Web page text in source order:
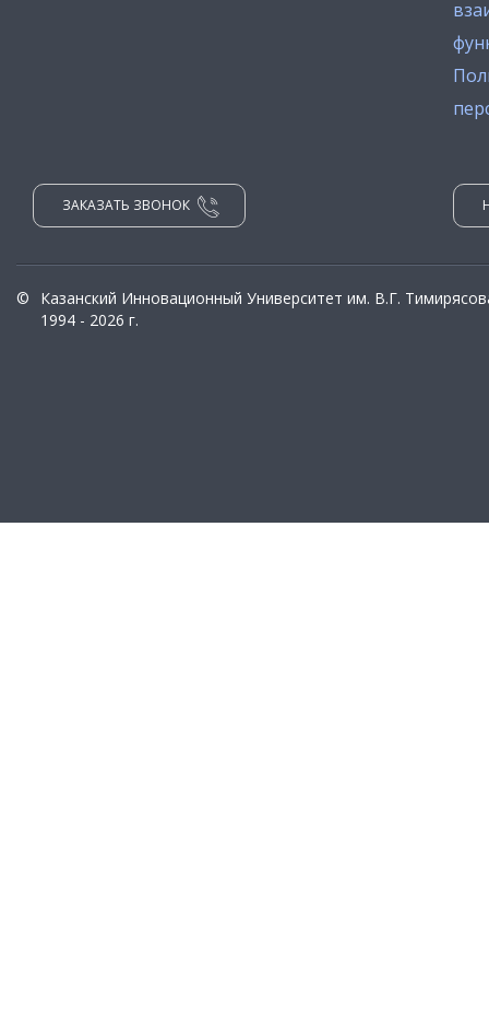
ЗАКАЗАТЬ ЗВОНОК
©
Казанский Инновационный Университет им. В.Г.
1994 - 2026 г.